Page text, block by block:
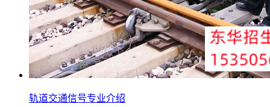
轨道交通信号专业介绍